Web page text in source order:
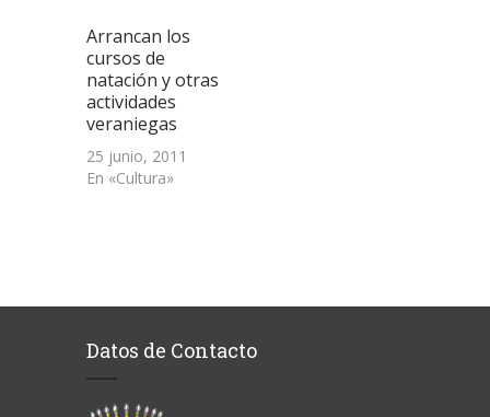
Arrancan los
cursos de
natación y otras
actividades
veraniegas
25 junio, 2011
En «Cultura»
Datos de Contacto